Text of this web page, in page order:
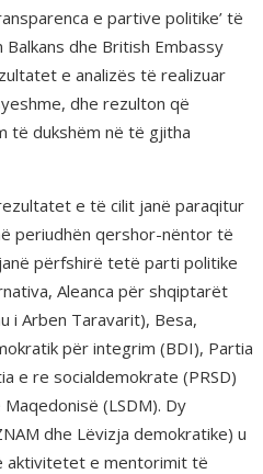
e partive politike’ të
dhe British Embassy
e analizës të realizuar
dhe rezulton që
të dukshëm në të gjitha
e të cilit janë paraqitur
periudhën qershor-nëntor të
përfshirë tetë parti politike
Aleanca për shqiptarët
i Arben Taravarit), Besa,
për integrim (BDI), Partia
e re socialdemokrate (PRSD)
(LSDM). Dy
dhe Lëvizja demokratike) u
aktivitetet e mentorimit të